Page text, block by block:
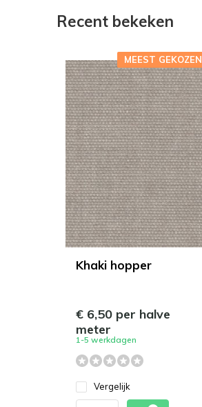
Recent bekeken
Khaki hopper
MEEST GEKOZEN
€ 6,50 per halve
meter
1-5 werkdagen
Vergelijk